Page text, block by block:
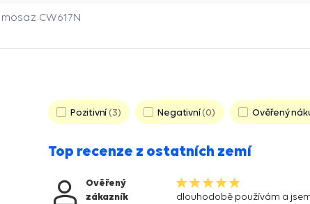
mosaz CW617N
Pozitivní 3 Negativní 0 Ověřený
Top recenze z ostatních zemí
Ověřený
zákazník
dlouhodobě používám a